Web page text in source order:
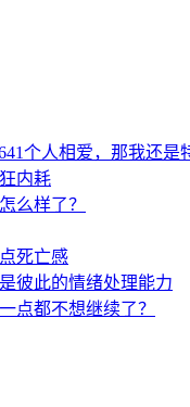
个人相爱，那我还是
内耗
么样了？
死亡感
彼此的情绪处理能力
点都不想继续了？